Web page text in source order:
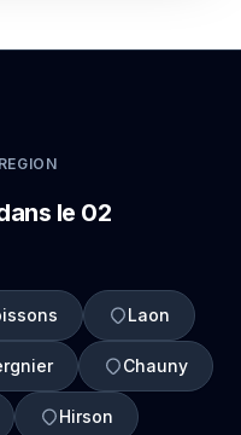
le 02
Laon
Chauny
Hirson